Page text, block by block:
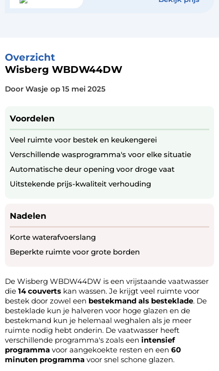
Overzicht
Wisberg WBDW44DW
Door Wasje op 15 mei 2025
Voordelen
Veel ruimte voor bestek en keukengerei
Verschillende wasprogramma's voor elke situatie
Automatische deur opening voor droge vaat
Uitstekende prijs-kwaliteit verhouding
Nadelen
Korte waterafvoerslang
Beperkte ruimte voor grote borden
De Wisberg WBDW44DW is een vrijstaande vaatwasser
die 14 couverts kan wassen. Je krijgt veel ruimte voor
bestek door zowel een bestekmand als besteklade. De
besteklade kun je halveren voor hoge glazen en de
bestekmand kun je helemaal weghalen als je meer
ruimte nodig hebt onderin. De vaatwasser heeft
verschillende programma's zoals een intensief
programma voor aangekoekte resten en een 60
minuten programma voor snel schone glazen.